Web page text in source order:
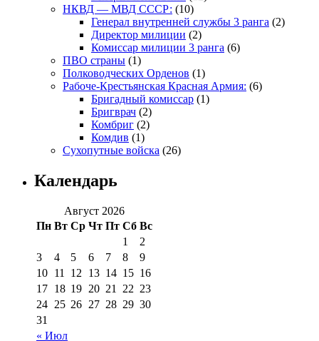
НКВД — МВД СССР: (10)
Генерал внутренней службы 3 ранга (2)
Директор милиции (2)
Комиссар милиции 3 ранга (6)
ПВО страны (1)
Полководческих Орденов (1)
Рабоче-Крестьянская Красная Армия: (6)
Бригадный комиссар (1)
Бригврач (2)
Комбриг (2)
Комдив (1)
Сухопутные войска (26)
Календарь
Август 2026
Пн Вт Ср Чт Пт Сб Вс
« Июл
1
2
3
4 5 6 7 8
9
10 11 12 13 14 15 16
17 18 19 20 21 22 23
24 25 26 27 28 29 30
31